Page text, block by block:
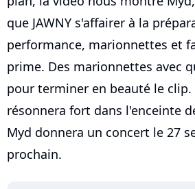
que JAWNY s'affairer à la
performance, marionnettes et
prime. Des marionnettes avec
pour terminer en beauté le
résonnera fort dans l'enceinte
Myd donnera un concert le 27
prochain.